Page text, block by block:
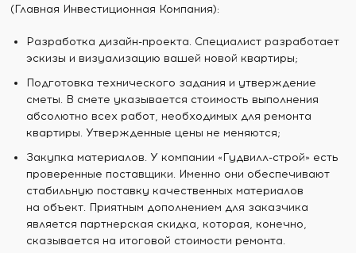
(Главная Инвестиционная Компания):
Разработка дизайн-проекта. Специалист разработает
эскизы и визуализацию вашей новой квартиры;
Подготовка технического задания и утверждение
сметы. В смете указывается стоимость выполнения
абсолютно всех работ, необходимых для ремонта
квартиры. Утвержденные цены не меняются;
Закупка материалов. У компании «Гудвилл-строй» есть
проверенные поставщики. Именно они обеспечивают
стабильную поставку качественных материалов
на объект. Приятным дополнением для заказчика
является партнерская скидка, которая, конечно,
сказывается на итоговой стоимости ремонта.